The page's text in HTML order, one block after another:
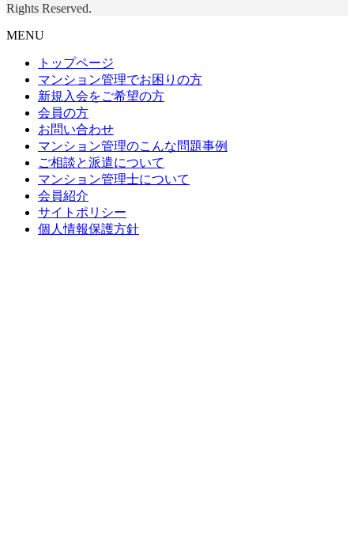
Rights Reserved.
MENU
トップページ
マンション管理でお困りの方
新規入会をご希望の方
会員の方
お問い合わせ
マンション管理のこんな問題事例
ご相談と派遣について
マンション管理士について
会員紹介
サイトポリシー
個人情報保護方針